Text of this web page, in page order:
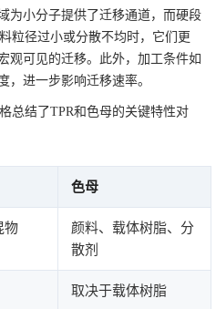
为小分子提供了迁移通道，而硬段
粒径过小或分散不均时，它们更
观可见的迁移。此外，加工条件如
，进一步影响迁移速率。
总结了TPR和色母的关键特性对
色母
物
颜料、载体树脂、分
散剂
取决于载体树脂